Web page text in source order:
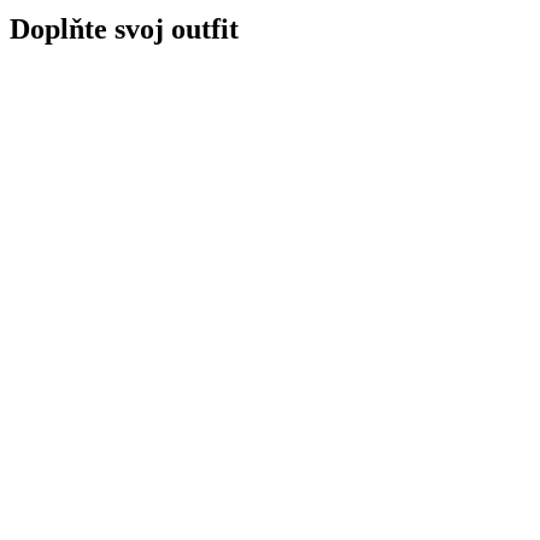
Doplňte svoj outfit